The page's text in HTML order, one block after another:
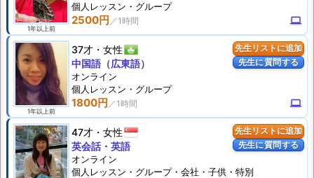
1年以上前
2500円 computer
個人 レッスン ・グループ
先生リストに追加
先生に質問する
1年以上前
37才 女性
1800円 computer
中国語（広東語）
オンライン
個人 レッスン ・グループ
先生リストに追加
先生に質問する
47才 女性
英会話・英語
オンライン
個人 レッスン ・グループ・会社・子供・特別